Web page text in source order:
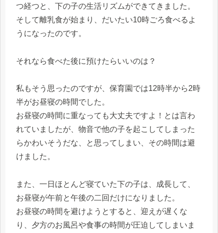
つ経つと、下の子の生活リズムができてきました。
そして離乳食が始まり、だいたい10時ごろ食べるよ
うになったのです。
それなら食べた後に預けたらいいのは？
私もそう思ったのですが、保育園では12時半から2時
半がお昼寝の時間でした。
お昼寝の時間に重なっても大丈夫ですよ！とは言わ
れていましたが、物音で他の子を起こしてしまった
らかわいそうだな、と思ってしまい、その時間は避
けました。
また、一日ほとんど寝ていた下の子は、成長して、
お昼寝が午前と午後の二回だけになりました。
お昼寝の時間を避けようとすると、迎えが遅くな
り、夕方のお風呂や食事の時間が圧迫してしまいま